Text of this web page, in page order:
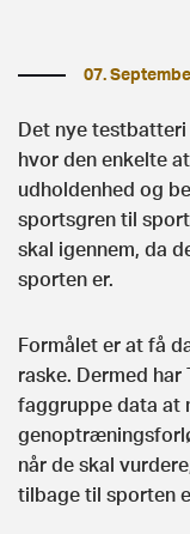
07.
Det nye
hvor den enkelte
udholdenhed og
sportsgren til
skal igennem, da
sporten er.
Formålet er at få
raske. Dermed
faggruppe data at
når de skal
tilbage til sporten